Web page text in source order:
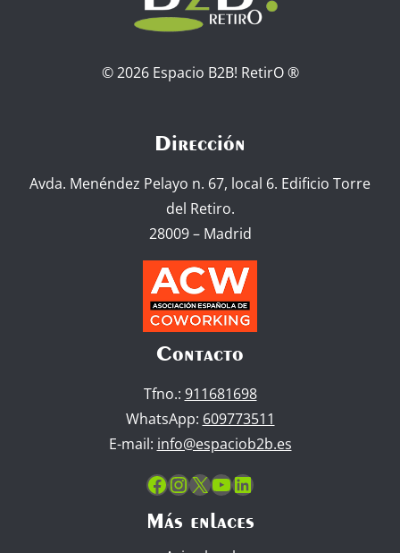
© 2026 Espacio B2B! RetirO ®
Dirección
Avda. Menéndez Pelayo n. 67, local 6. Edificio Torre
del Retiro.
28009 – Madrid
Contacto
Tfno.: 911681698
WhatsApp: 609773511
E-mail: info@espaciob2b.es
Facebook
Instagram
X YouTube
LinkedIn
Más enlaces